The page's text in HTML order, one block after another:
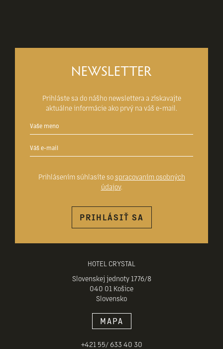
HOTEL CRYSTAL
Slovenskej jednoty 1776/8
040 01 Košice
Slovensko
MAPA
+421 55/ 633 40 30
NEWSLETTER
Prihláste sa do nášho newslettera a získavajte
aktuálne informácie ako prvý na váš e-mail.
Prihlásením súhlasíte so spracovaním osobných
údajov.
PRIHLÁSIŤ SA